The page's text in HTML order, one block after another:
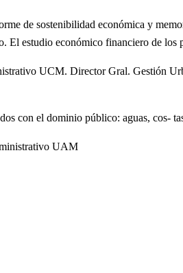
de sostenibilidad económica y
estudio económico financiero de los
UCM. Director Gral. Gestión
con el dominio público: aguas, cos-
UAM